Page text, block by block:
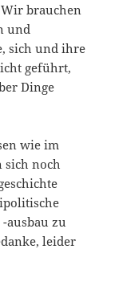
brauchen
und
sich und ihre
geführt,
Dinge
wie im
sich noch
ausbau zu
leider